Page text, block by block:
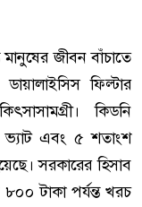
জীবন বাঁচাতে
ফিল্টার
কিডনি
ভ্যাট এবং ৫ শতাংশ
সরকারের হিসাব
৮০০ টাকা পর্যন্ত খরচ